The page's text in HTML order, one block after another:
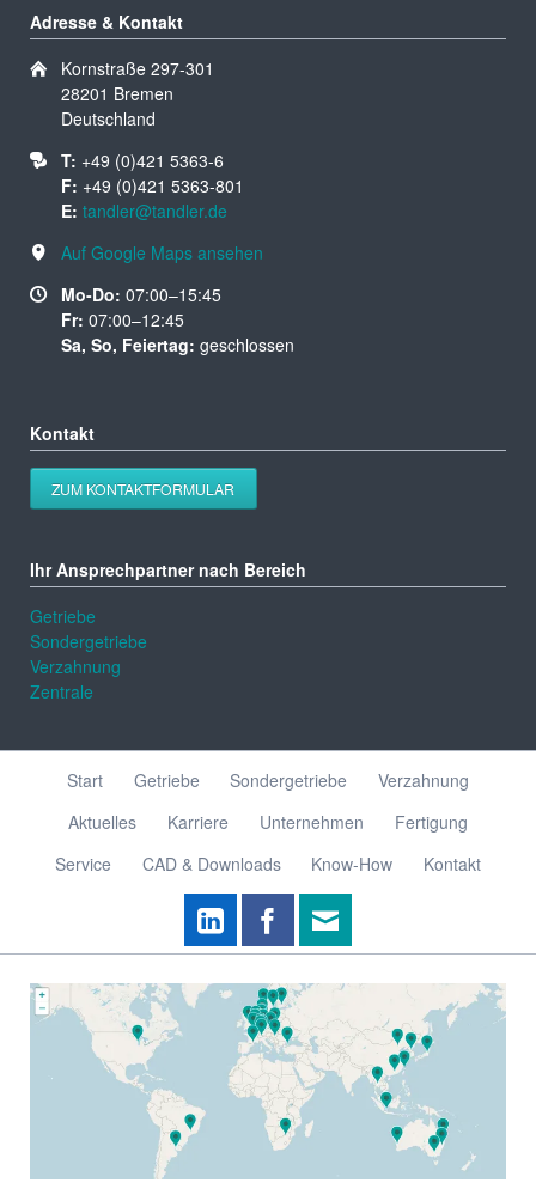
Adresse & Kontakt
Kornstraße 297-301
28201 Bremen
Deutschland
T: +49 (0)421 5363-6
F: +49 (0)421 5363-801
E: tandler@tandler.de
Auf Google Maps ansehen
Mo-Do: 07:00–15:45
Fr: 07:00–12:45
Sa, So, Feiertag: geschlossen
Kontakt
ZUM KONTAKTFORMULAR
Ihr Ansprechpartner nach Bereich
Getriebe
Sondergetriebe
Verzahnung
Zentrale
Navigation
überspringen
Start Getriebe Sondergetriebe
Verzahnung
Aktuelles
Karriere Unternehmen
Fertigung
Service
CAD & Downloads Know-How Kontakt